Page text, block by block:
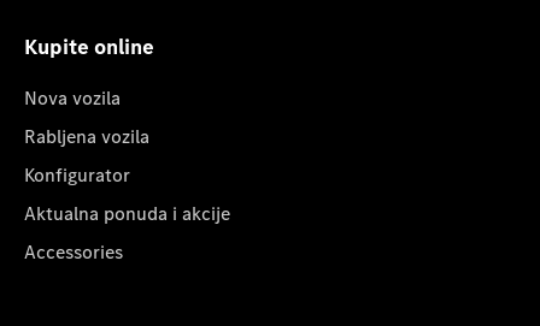
Kupite online
Nova vozila
Rabljena vozila
Konfigurator
Aktualna ponuda i akcije
Accessories